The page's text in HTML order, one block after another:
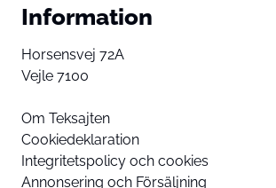
Information
Horsensvej 72A
Vejle 7100
Om Teksajten
Cookiedeklaration
Integritetspolicy och cookies
Annonsering och Försäljning